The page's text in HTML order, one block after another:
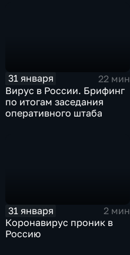
31 января
22 мин
Вирус в России. Брифинг
по итогам заседания
оперативного штаба
31 января
2 мин
Коронавирус проник в
Россию